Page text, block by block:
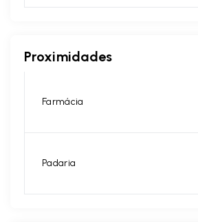
Proximidades
Farmácia
Padaria